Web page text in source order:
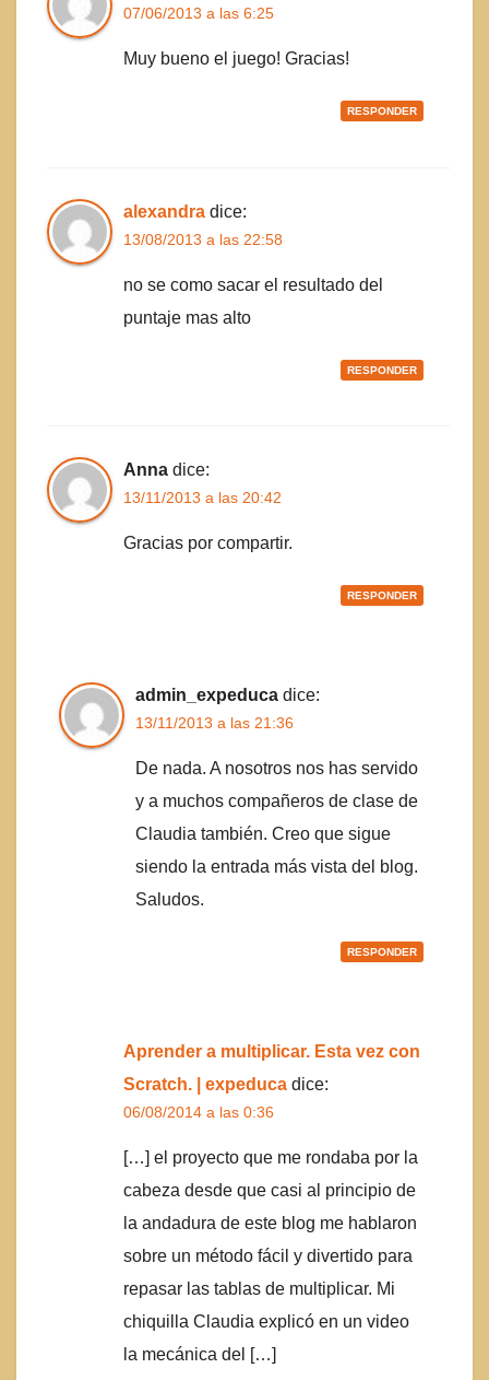
07/06/2013 a las 6:25
Muy bueno el juego! Gracias!
RESPONDER
alexandra dice:
13/08/2013 a las 22:58
no se como sacar el resultado del
puntaje mas alto
RESPONDER
Anna dice:
13/11/2013 a las 20:42
Gracias por compartir.
RESPONDER
admin_expeduca dice:
13/11/2013 a las 21:36
De nada. A nosotros nos has servido
y a muchos compañeros de clase de
Claudia también. Creo que sigue
siendo la entrada más vista del blog.
Saludos.
RESPONDER
Aprender a multiplicar. Esta vez con
Scratch. | expeduca dice:
06/08/2014 a las 0:36
[…] el proyecto que me rondaba por la
cabeza desde que casi al principio de
la andadura de este blog me hablaron
sobre un método fácil y divertido para
repasar las tablas de multiplicar. Mi
chiquilla Claudia explicó en un video
la mecánica del […]